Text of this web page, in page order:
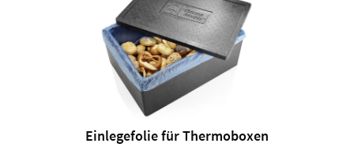
Einlegefolie für Thermoboxen